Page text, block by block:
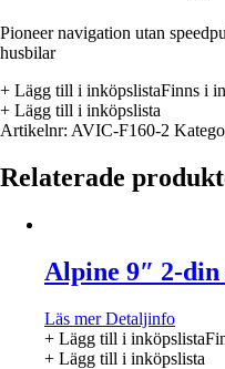
Pioneer navigation utan
husbilar
+ Lägg till i inköpslistaFinns i
+ Lägg till i inköpslista
Artikelnr: AVIC-F160-2
Relaterade
Alpine 9″ 2-
Läs merDetaljinfo
+ Lägg till i inköpslista
+ Lägg till i inköpslista